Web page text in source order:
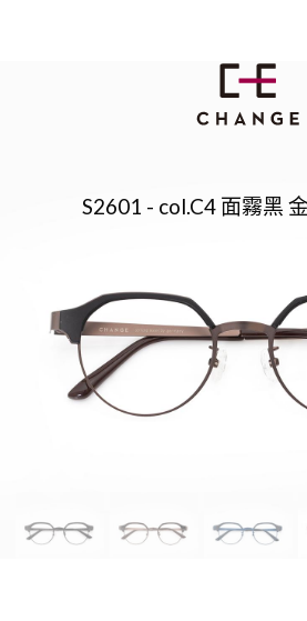
LEI PLUS（
S2601 - col.C4 面霧黑